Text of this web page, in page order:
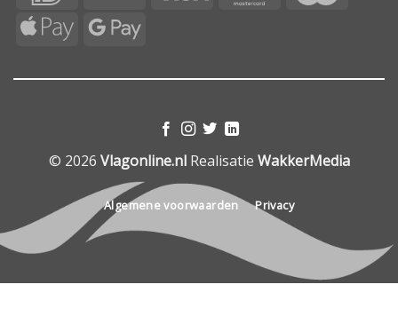
Apple
Google
© 2026 Vlagonline.nlRealisatie WakkerMedia
Algemene voorwaarden Privacy